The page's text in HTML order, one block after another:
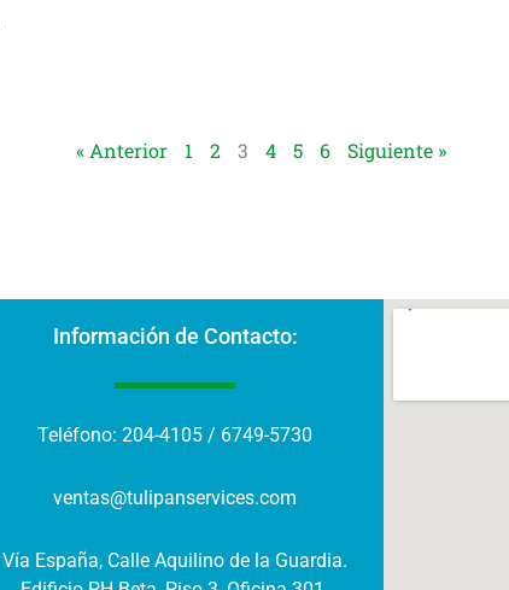
« Anterior 1 2 3 4 5 6 Siguiente »
Información de Contacto:
Teléfono: 204-4105 / 6749-5730
ventas@tulipanservices.com
Vía España, Calle Aquilino de la Guardia.